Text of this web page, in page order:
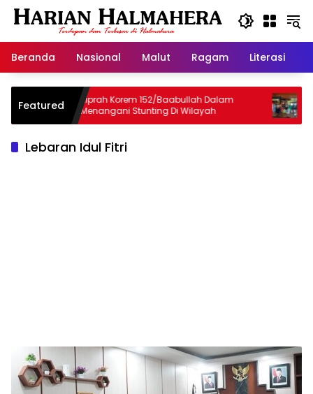
Langsung
Beranda
Nasional Malut Ragam Literasi
Featured
Kiprah Korem 152/Baabullah Dalam
Menangani Stunting Di Wilayah
Haji
Opa
Terpisah
Lebaran Idul Fitri